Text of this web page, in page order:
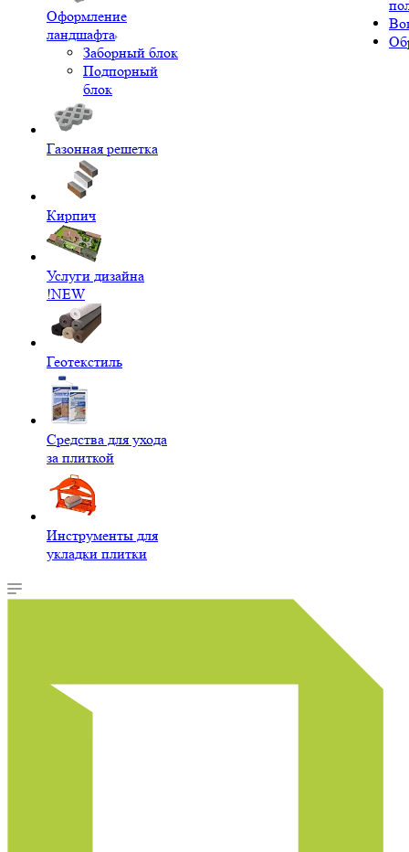
Оформление
ландшафта
Заборный блок
Подпорный
блок
Газонная решетка
Кирпич
Услуги дизайна
!NEW
Геотекстиль
Средства для ухода
за плиткой
Инструменты для
укладки плитки